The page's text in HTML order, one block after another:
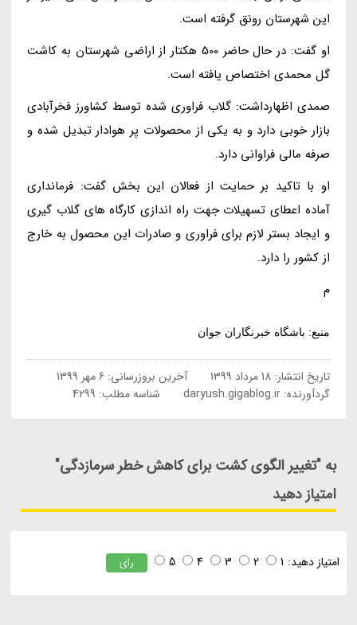
این شهرستان رونق گرفته است.
او گفت: در حال حاضر 500 هکتار از اراضی شهرستان به کاشت
گل محمدی اختصاص یافته است.
صمدی اظهارداشت: گلاب فراوری شده توسط کشاورز فخرآبادی
بازار خوبی دارد و به یکی از محصولات پر هوادار تبدیل شده و
صرفه مالی فراوانی دارد.
او با تاکید بر حمایت از فعالان این بخش گفت: فرمانداری
آماده اعطای تسهیلات جهت راه اندازی کارگاه های گلاب گیری
و ایجاد بستر لازم برای فراوری و صادرات این محصول به خارج
از کشور را دارد.
م
منبع: باشگاه خبرنگاران جوان
تاریخ انتشار:18 مرداد 1399 آخرین بروزرسانی: 6 مهر 1399
گردآورنده:daryush.gigablog.ir شناسه مطلب: 4299
به "تغییر الگوی کشت برای کاهش خطر سرمازدگی"
امتیاز دهید
امتیاز دهید: 1
2
3
4
5 رای